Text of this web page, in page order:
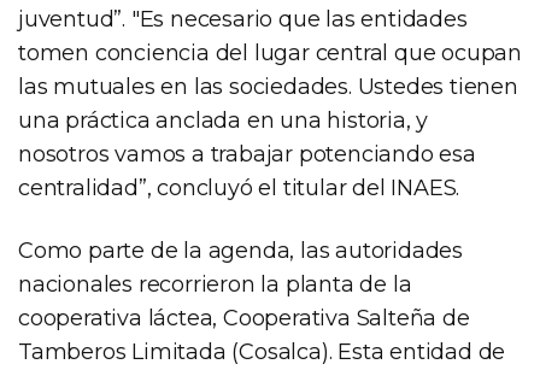
juventud”. "Es necesario que las entidades
tomen conciencia del lugar central que ocupan
las mutuales en las sociedades. Ustedes tienen
una práctica anclada en una historia, y
nosotros vamos a trabajar potenciando esa
centralidad”, concluyó el titular del INAES.
Como parte de la agenda, las autoridades
nacionales recorrieron la planta de la
cooperativa láctea, Cooperativa Salteña de
Tamberos Limitada (Cosalca). Esta entidad de